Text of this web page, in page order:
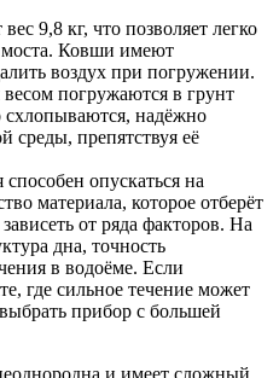
9,8 кг, что позволяет легко
моста. Ковши имеют
воздух при погружении.
погружаются в грунт
схлопываются, надёжно
среды, препятствуя её
опускаться на
материала, которое отберёт
от ряда факторов. На
дна, точность
в водоёме. Если
где сильное течение может
прибор с большей